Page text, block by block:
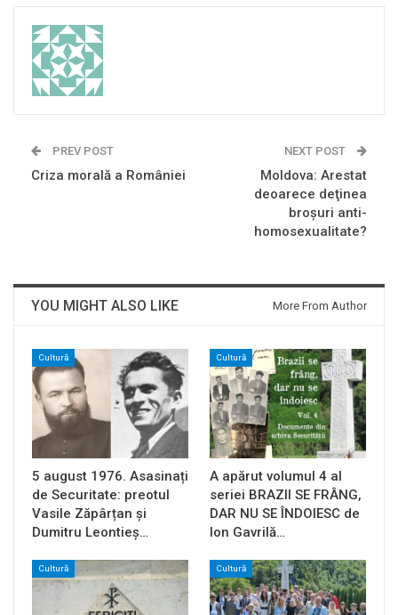
PREV POST
Criza morală a României
NEXT POST
Moldova: Arestat
deoarece deţinea
broşuri anti-
homosexualitate?
YOU MIGHT ALSO LIKE More From Author
Cultură
5 august 1976. Asasinați
de Securitate: preotul
Vasile Zăpârțan și
Dumitru Leontieș…
Cultură
A apărut volumul 4 al
seriei BRAZII SE FRÂNG,
DAR NU SE ÎNDOIESC de
Ion Gavrilă…
Cultură Cultură